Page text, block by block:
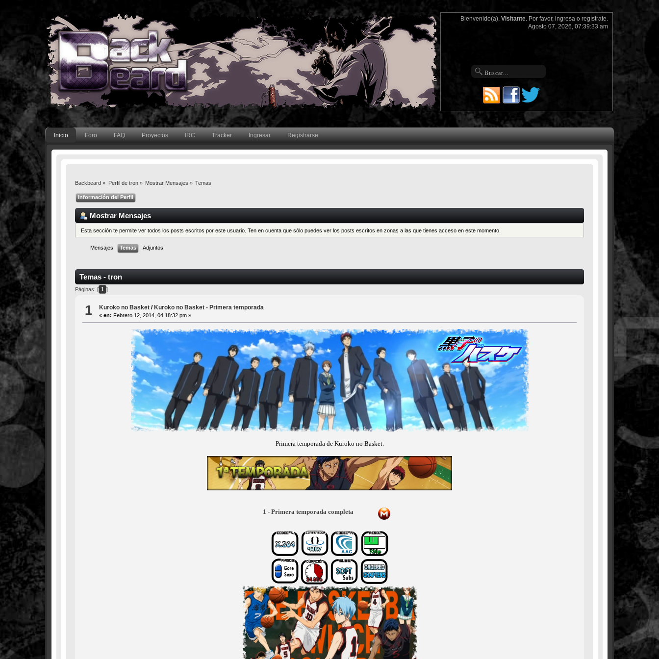
Bienvenido(a), Visitante. Por favor, ingresao regístrate.
Agosto 07, 2026, 07:39:33 am
Inicio Foro FAQ Proyectos IRC Tracker Ingresar Registrarse
Backbeard » Perfil de tron » Mostrar Mensajes » Temas
Información del Perfil
Mostrar Mensajes
Esta sección te permite ver todos los posts escritos por este usuario. Ten en cuenta que sólo puedes ver los posts escritos en zonas a las que tienes acceso en este momento.
Mensajes Temas Adjuntos
Temas - tron
Páginas: [ 1 ]
1 Kuroko no Basket / Kuroko no Basket - Primera temporada
«en: Febrero 12, 2014, 04:18:32 pm »
Primera temporada de Kuroko no Basket.
1 - Primera temporada completa